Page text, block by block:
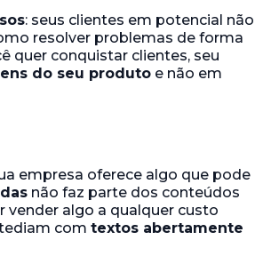
: seus clientes em potencial não
resolver problemas de forma
quer conquistar clientes, seu
do seu produto e não em
empresa oferece algo que pode
não faz parte dos conteúdos
vender algo a qualquer custo
com textos abertamente